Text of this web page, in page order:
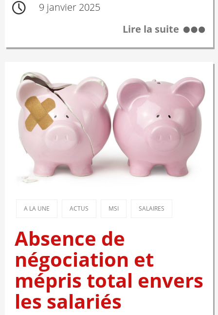
9 janvier 2025
Lire la suite
A LA UNE ACTUS MSI SALAIRES
Absence de
négociation et
mépris total envers
les salariés